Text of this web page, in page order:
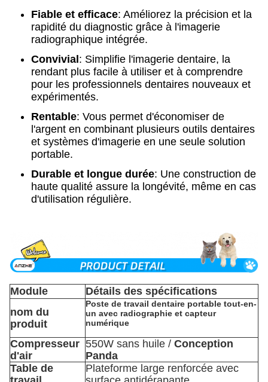
Fiable et efficace: Améliorez la précision et la
rapidité du diagnostic grâce à l'imagerie
radiographique intégrée.
Convivial : Simplifie l'imagerie dentaire, la
rendant plus facile à utiliser et à comprendre
pour les professionnels dentaires nouveaux et
expérimentés.
Rentable: Vous permet d'économiser de
l'argent en combinant plusieurs outils dentaires
et systèmes d'imagerie en une seule solution
portable.
Durable et longue durée: Une construction de
haute qualité assure la longévité, même en cas
d'utilisation régulière.
Module
Détails des spécifications
nom du
produit
Poste de travail dentaire portable tout-en-
un avec radiographie et capteur
numérique
Compresseur
d'air
550W sans huile / Conception
Panda
Table de
Plateforme large renforcée avec